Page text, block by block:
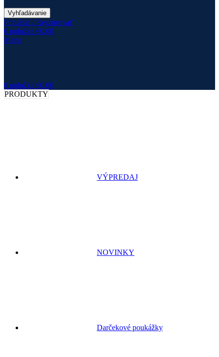
Vyhľadávanie
Prihlásiť / Registrovať
0 položka €0.00
Menu
0 položka €0.00
PRODUKTY
VÝPREDAJ
NOVINKY
Darčekové poukážky